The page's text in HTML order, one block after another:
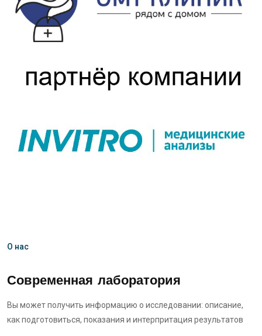
О нас
Современная лаборатория
Вы может получить информацию о исследовании: описание,
как подготовиться, показания и интерпритация результатов